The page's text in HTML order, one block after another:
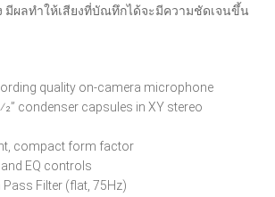
ผลทำให้เสียงที่บัณทึกได้จะมีความชัดเจนขึ้น
quality on-camera microphone
condenser capsules in XY stereo
compact form factor
EQ controls
Filter (flat, 75Hz)